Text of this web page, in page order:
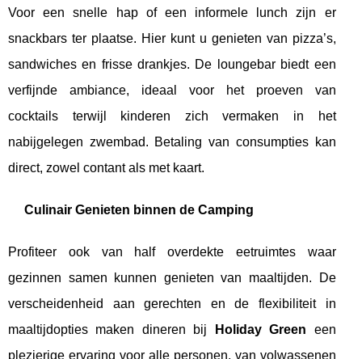
Voor een snelle hap of een informele lunch zijn er
snackbars ter plaatse. Hier kunt u genieten van pizza’s,
sandwiches en frisse drankjes. De loungebar biedt een
verfijnde ambiance, ideaal voor het proeven van
cocktails terwijl kinderen zich vermaken in het
nabijgelegen zwembad. Betaling van consumpties kan
direct, zowel contant als met kaart.
Culinair Genieten binnen de Camping
Profiteer ook van half overdekte eetruimtes waar
gezinnen samen kunnen genieten van maaltijden. De
verscheidenheid aan gerechten en de flexibiliteit in
maaltijdopties maken dineren bij
Holiday Green een
plezierige ervaring voor alle personen, van volwassenen